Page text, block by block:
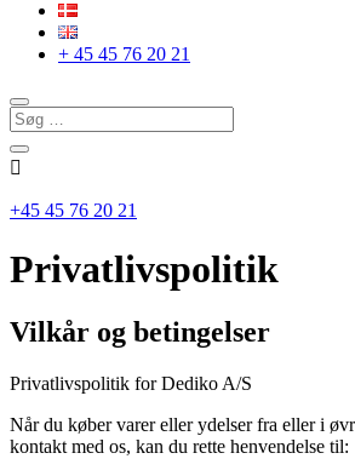
+ 45 45 76 20 21

+45 45 76 20 21
Privatlivspolitik
Vilkår og betingelser
Privatlivspolitik for Dediko A/S
Når du køber varer eller ydelser fra eller i
kontakt med os, kan du rette henvendelse til: